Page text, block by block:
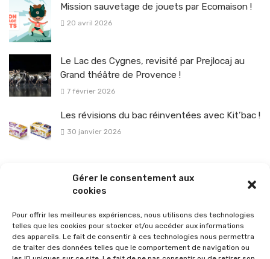
Gérer le consentement aux
cookies
Pour offrir les meilleures expériences, nous utilisons des technologies
telles que les cookies pour stocker et/ou accéder aux informations
des appareils. Le fait de consentir à ces technologies nous permettra
de traiter des données telles que le comportement de navigation ou
Mission sauvetage de jouets par Ecomaison !
20 avril 2026
Le Lac des Cygnes, revisité par Prejlocaj au
Grand théâtre de Provence !
7 février 2026
Les révisions du bac réinventées avec Kit’bac !
30 janvier 2026